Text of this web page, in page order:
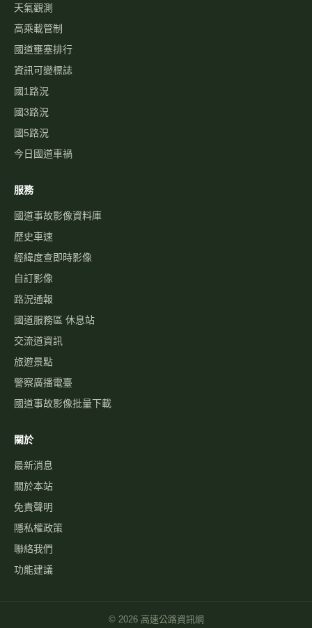
天氣觀測
高乘載管制
國道壅塞排行
資訊可變標誌
國1路況
國3路況
國5路況
今日國道車禍
服務
國道事故影像資料庫
歷史車速
經緯度查即時影像
自訂影像
路況通報
國道服務區 休息站
交流道資訊
旅遊景點
警察廣播電臺
國道事故影像批量下載
關於
最新消息
關於本站
免責聲明
隱私權政策
聯絡我們
功能建議
© 2026高速公路資訊網